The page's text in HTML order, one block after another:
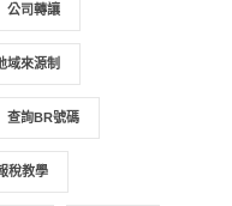
公司轉讓
域來源制
查詢BR號碼
稅教學